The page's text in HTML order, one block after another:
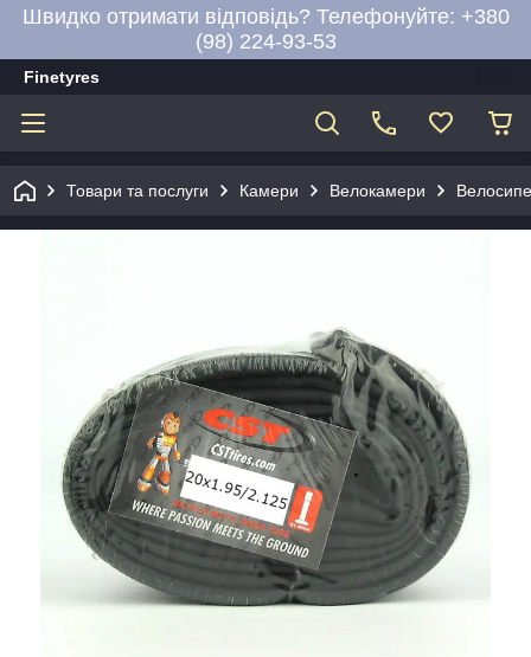
Швидко отримати відповідь? Телефонуйте: +380
(98) 224-93-53
Finetyres
Товари та послуги Камери Велокамери